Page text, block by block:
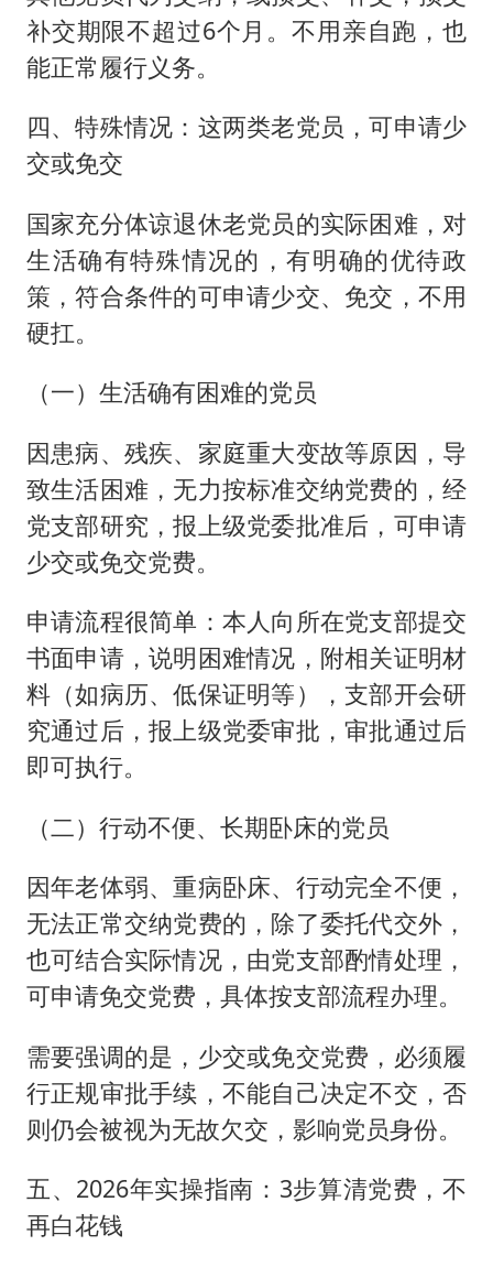
补交期限不超过6个月。不用亲自跑，也
能正常履行义务。
四、特殊情况：这两类老党员，可申请少
交或免交
国家充分体谅退休老党员的实际困难，对
生活确有特殊情况的，有明确的优待政
策，符合条件的可申请少交、免交，不用
硬扛。
（一）生活确有困难的党员
因患病、残疾、家庭重大变故等原因，导
致生活困难，无力按标准交纳党费的，经
党支部研究，报上级党委批准后，可申请
少交或免交党费。
申请流程很简单：本人向所在党支部提交
书面申请，说明困难情况，附相关证明材
料（如病历、低保证明等），支部开会研
究通过后，报上级党委审批，审批通过后
即可执行。
（二）行动不便、长期卧床的党员
因年老体弱、重病卧床、行动完全不便，
无法正常交纳党费的，除了委托代交外，
也可结合实际情况，由党支部酌情处理，
可申请免交党费，具体按支部流程办理。
需要强调的是，少交或免交党费，必须履
行正规审批手续，不能自己决定不交，否
则仍会被视为无故欠交，影响党员身份。
五、2026年实操指南：3步算清党费，不
再白花钱